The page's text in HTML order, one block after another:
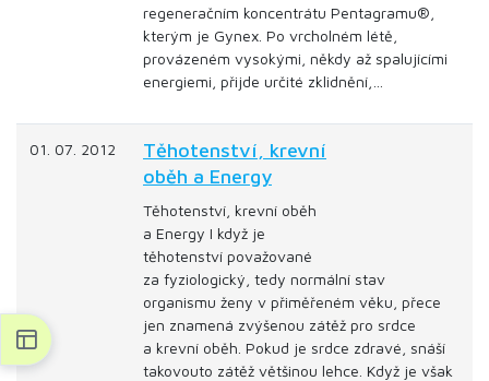
regeneračním koncentrátu Pentagramu®,
kterým je Gynex. Po vrcholném létě,
provázeném vysokými, někdy až spalujícími
energiemi, přijde určité zklidnění,…
01. 07. 2012
Těhotenství, krevní
oběh a Energy
Těhotenství, krevní oběh
a Energy I když je
těhotenství považované
za fyziologický, tedy normální stav
organismu ženy v přiměřeném věku, přece
jen znamená zvýšenou zátěž pro srdce
a krevní oběh. Pokud je srdce zdravé, snáší
takovouto zátěž většinou lehce. Když je však